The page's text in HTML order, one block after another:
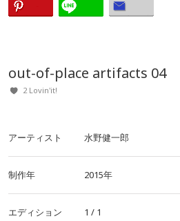
out-of-place artifacts 04
2 Lovin'it!
アーティスト 水野健一郎
制作年 2015年
エディション 1 / 1